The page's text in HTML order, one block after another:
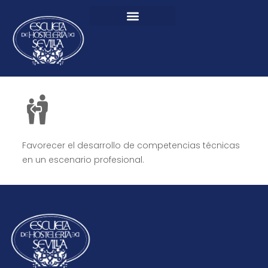
Favorecer el desarrollo de competencias técnicas
en un escenario profesional.